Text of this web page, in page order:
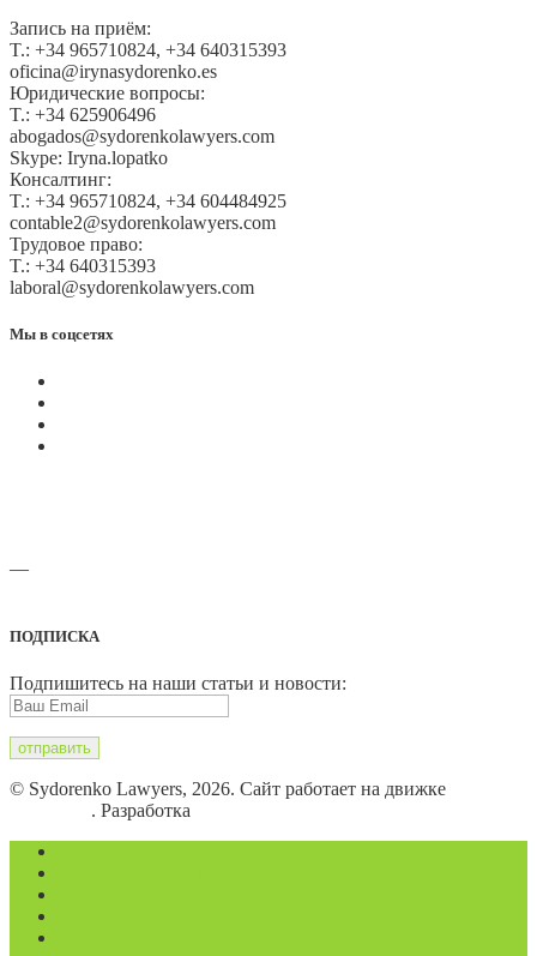
Запись на приём:
T.: +34 965710824, +34 640315393
oficina@irynasydorenko.es
Юридические вопросы:
T.: +34 625906496
abogados@sydorenkolawyers.com
Skype: Iryna.lopatko
Консалтинг:
T.: +34 965710824, +34 604484925
contable2@sydorenkolawyers.com
Трудовое право:
T.: +34 640315393
laboral@sydorenkolawyers.com
Мы в соцсетях
—
ПОДПИСКА
Подпишитесь на наши статьи и новости:
© Sydorenko Lawyers, 2026. Сайт работает на движке
. Разработка